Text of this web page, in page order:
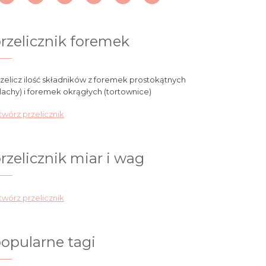
foremek
ilość składników z foremek prostokątnych
i foremek okrągłych (tortownice)
przelicznik
miar i wag
przelicznik
tagi